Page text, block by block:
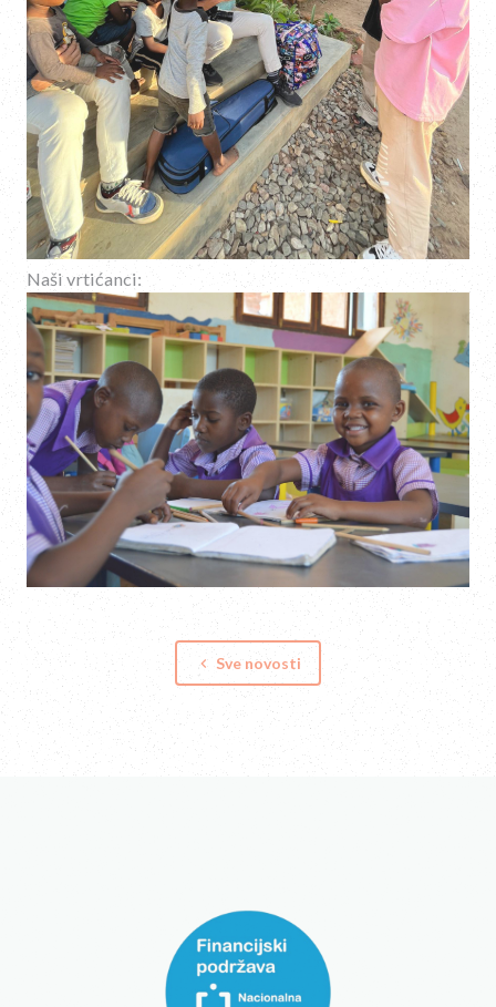
Naši vrtićanci:
keyboard_arrow_left Sve novosti